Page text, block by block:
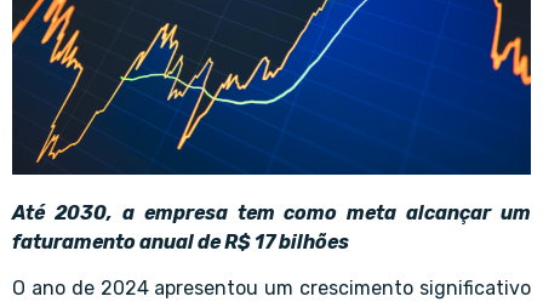
Até 2030, a empresa tem como meta alcançar um
faturamento anual de R$ 17 bilhões
O ano de 2024 apresentou um crescimento significativo